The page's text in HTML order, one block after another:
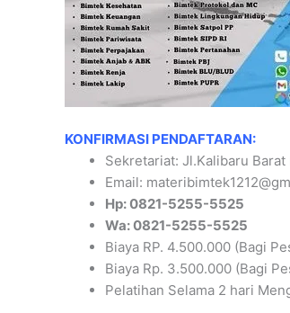
KONFIRMASI PENDAFTARAN:
Sekretariat: Jl.Kalibaru
Email:
Hp: 0821-5255-5525
Wa: 0821-5255-5525
Biaya RP. 4.500.000 (Bagi
Biaya Rp. 3.500.000 (Bagi
Pelatihan Selama 2 hari